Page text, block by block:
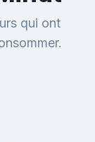
qui ont